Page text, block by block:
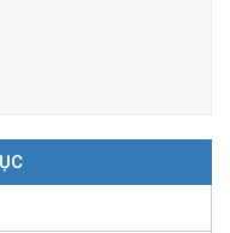
Rinnai 6 giàn đốt